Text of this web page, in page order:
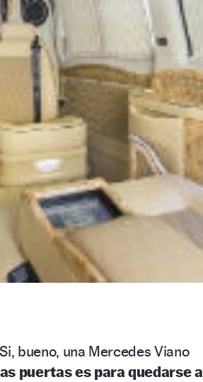
bueno, una Mercedes Viano
puertas es para quedarse a